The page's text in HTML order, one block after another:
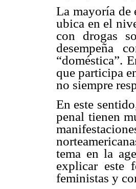
La mayoría de
ubica en el
con drogas
desempeña
“doméstica”.
que participa
no siempre
En este
penal tienen
tema en la
explicar este
feministas y